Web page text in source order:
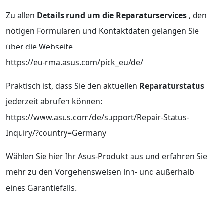
Zu allen Details rund um die Reparaturservices , den
nötigen Formularen und Kontaktdaten gelangen Sie
über die Webseite
https://eu-rma.asus.com/pick_eu/de/
Praktisch ist, dass Sie den aktuellen Reparaturstatus
jederzeit abrufen können:
https://www.asus.com/de/support/Repair-Status-
Inquiry/?country=Germany
Wählen Sie hier Ihr Asus-Produkt aus und erfahren Sie
mehr zu den Vorgehensweisen inn- und außerhalb
eines Garantiefalls.